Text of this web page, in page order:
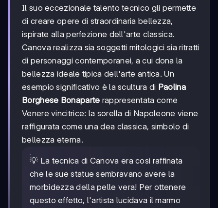
Il suo eccezionale talento tecnico gli permette
di creare opere di straordinaria bellezza,
ispirate alla perfezione dell'arte classica.
Canova realizza sia soggetti mitologici sia ritratti
di personaggi contemporanei, a cui dona la
bellezza ideale tipica dell'arte antica. Un
esempio significativo è la scultura di Paolina
Borghese Bonaparte rappresentata come
Venere vincitrice: la sorella di Napoleone viene
raffigurata come una dea classica, simbolo di
bellezza eterna.
💡 La tecnica di Canova era così raffinata
che le sue statue sembravano avere la
morbidezza della pelle vera! Per ottenere
questo effetto, l'artista lucidava il marmo